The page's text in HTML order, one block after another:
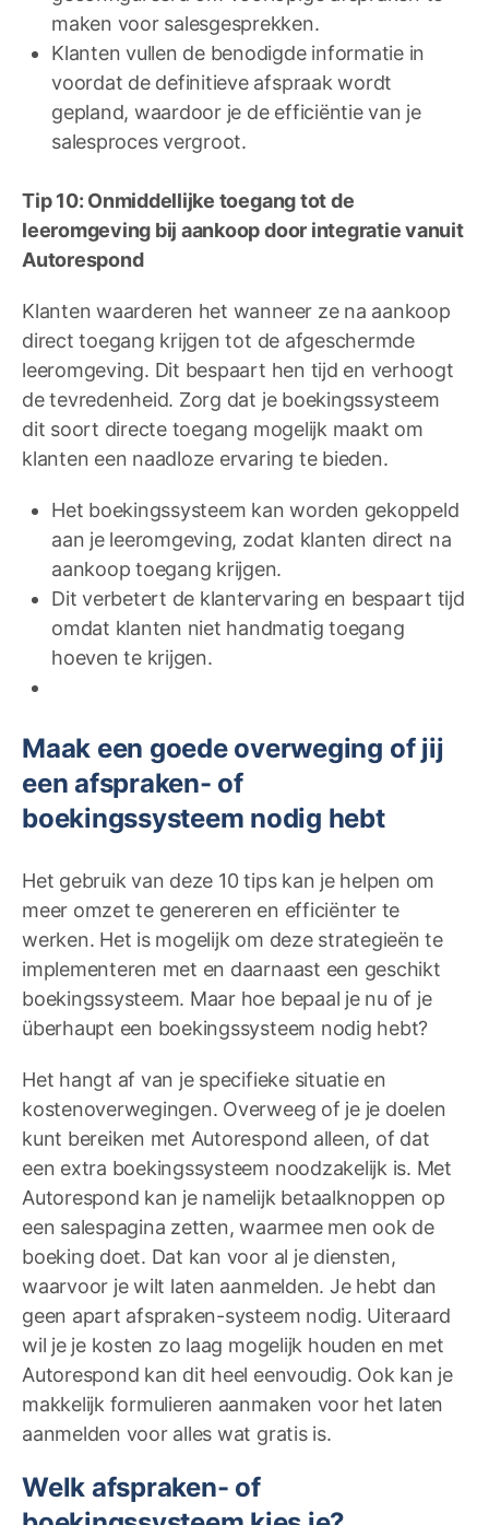
maken voor salesgesprekken.
Klanten vullen de benodigde informatie in
voordat de definitieve afspraak wordt
gepland, waardoor je de efficiëntie van je
salesproces vergroot.
Tip 10: Onmiddellijke toegang tot de
leeromgeving bij aankoop door integratie vanuit
Autorespond
Klanten waarderen het wanneer ze na aankoop
direct toegang krijgen tot de afgeschermde
leeromgeving. Dit bespaart hen tijd en verhoogt
de tevredenheid. Zorg dat je boekingssysteem
dit soort directe toegang mogelijk maakt om
klanten een naadloze ervaring te bieden.
Het boekingssysteem kan worden gekoppeld
aan je leeromgeving, zodat klanten direct na
aankoop toegang krijgen.
Dit verbetert de klantervaring en bespaart tijd
omdat klanten niet handmatig toegang
hoeven te krijgen.
Maak een goede overweging of jij
een afspraken- of
boekingssysteem nodig hebt
Het gebruik van deze 10 tips kan je helpen om
meer omzet te genereren en efficiënter te
werken. Het is mogelijk om deze strategieën te
implementeren met en daarnaast een geschikt
boekingssysteem. Maar hoe bepaal je nu of je
überhaupt een boekingssysteem nodig hebt?
Het hangt af van je specifieke situatie en
kostenoverwegingen. Overweeg of je je doelen
kunt bereiken met Autorespond alleen, of dat
een extra boekingssysteem noodzakelijk is. Met
Autorespond kan je namelijk betaalknoppen op
een salespagina zetten, waarmee men ook de
boeking doet. Dat kan voor al je diensten,
waarvoor je wilt laten aanmelden. Je hebt dan
geen apart afspraken-systeem nodig. Uiteraard
wil je je kosten zo laag mogelijk houden en met
Autorespond kan dit heel eenvoudig. Ook kan je
makkelijk formulieren aanmaken voor het laten
aanmelden voor alles wat gratis is.
Welk afspraken- of